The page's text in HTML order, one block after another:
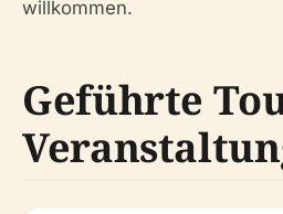
willkommen.
Geführte